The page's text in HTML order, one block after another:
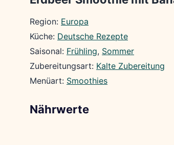
Region: Europa
Küche: Deutsche Rezepte
Saisonal: Frühling, Sommer
Zubereitungsart: Kalte Zubereitung
Menüart: Smoothies
Nährwerte